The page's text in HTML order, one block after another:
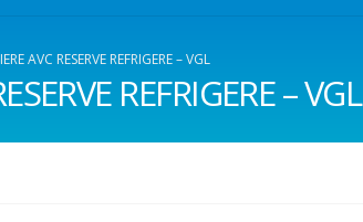
AVC RESERVE REFRIGERE – VGL
REFRIGERE – VGL